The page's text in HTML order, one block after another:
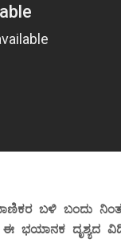
ಬಳಿ ಬಂದು
ಭಯಾನಕ ದೃಶ್ಯದ